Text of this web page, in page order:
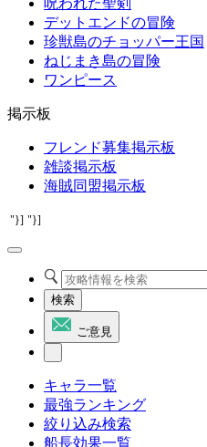
呪われた聖剣
デットエンドの冒険
珍獣島のチョッパー王国
ねじまき島の冒険
ワンピース
掲示板
フレンド募集掲示板
雑談掲示板
海賊同盟掲示板
"}] "}]
検索
ご意見
キャラ一覧
最強ランキング
絞り込み検索
船長効果一覧